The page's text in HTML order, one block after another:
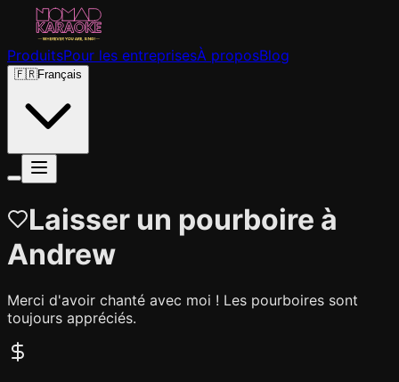
ProduitsPour les entreprisesÀ proposBlog
🇫🇷Français
Laisser un pourboire à
Andrew
Merci d'avoir chanté avec moi ! Les pourboires sont
toujours appréciés.